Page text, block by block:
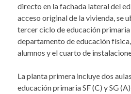
directo en la fachada lateral del
acceso original de la vivienda, se
tercer ciclo de educación primaria
departamento de educación
alumnos y el cuarto de
La planta primera incluye dos
educación primaria SF (C) y SG